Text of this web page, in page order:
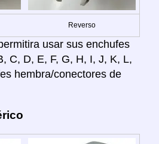
Reverso
usar sus enchufes
C, D, E, F, G, H, I, J, K, L,
hembra/conectores de